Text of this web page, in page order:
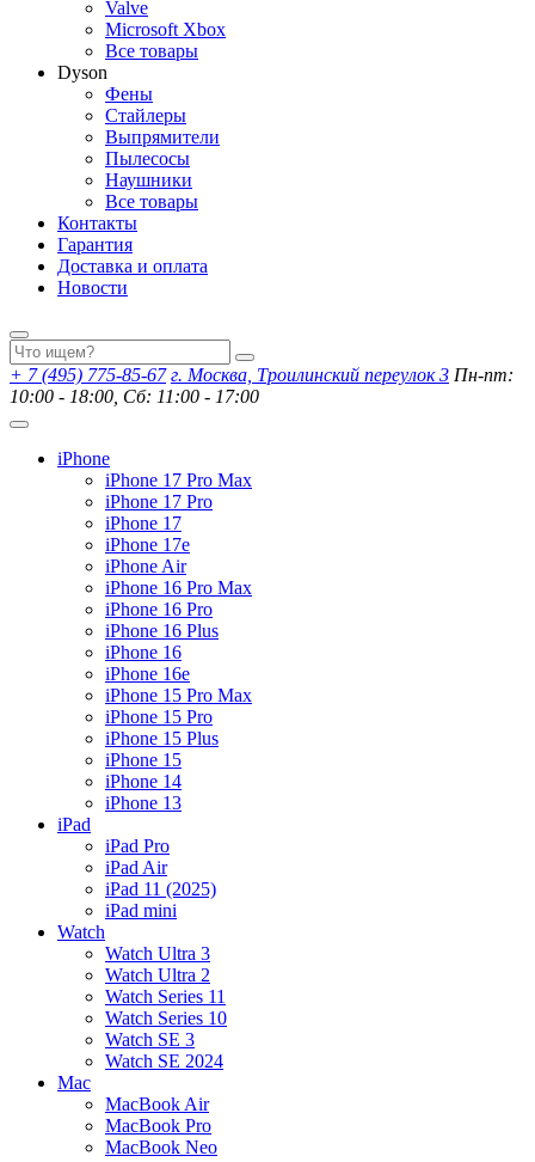
Valve
Microsoft Xbox
Все товары
Dyson
Фены
Стайлеры
Выпрямители
Пылесосы
Наушники
Все товары
Контакты
Гарантия
Доставка и оплата
Новости
+ 7 (495) 775-85-67 г. Москва, Троилинский переулок 3 Пн-пт:
10:00 - 18:00, Сб: 11:00 - 17:00
iPhone
iPhone 17 Pro Max
iPhone 17 Pro
iPhone 17
iPhone 17e
iPhone Air
iPhone 16 Pro Max
iPhone 16 Pro
iPhone 16 Plus
iPhone 16
iPhone 16e
iPhone 15 Pro Max
iPhone 15 Pro
iPhone 15 Plus
iPhone 15
iPhone 14
iPhone 13
iPad
iPad Pro
iPad Air
iPad 11 (2025)
iPad mini
Watch
Watch Ultra 3
Watch Ultra 2
Watch Series 11
Watch Series 10
Watch SE 3
Watch SE 2024
Mac
MacBook Air
MacBook Pro
MacBook Neo